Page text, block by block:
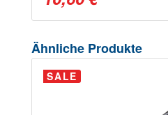
Produktgalerie
Ähnliche Produkte
SALE